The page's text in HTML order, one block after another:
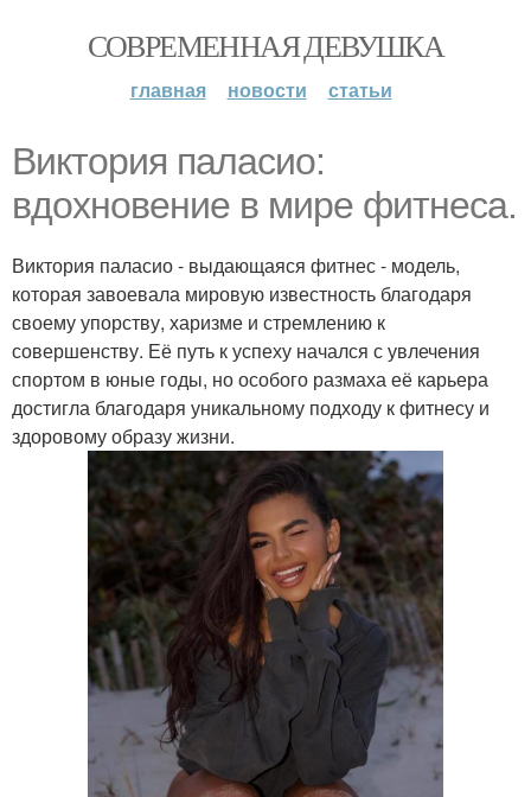
СОВРЕМЕННАЯ ДЕВУШКА
главная новости статьи
Виктория паласио:
вдохновение в мире фитнеса.
Виктория паласио - выдающаяся фитнес - модель,
которая завоевала мировую известность благодаря
своему упорству, харизме и стремлению к
совершенству. Её путь к успеху начался с увлечения
спортом в юные годы, но особого размаха её карьера
достигла благодаря уникальному подходу к фитнесу и
здоровому образу жизни.